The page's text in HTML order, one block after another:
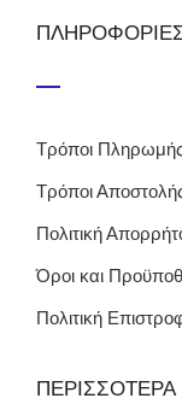
Τρόποι
Τρόποι
Πολιτική
Όροι και
Πολιτική
ΠΕΡΙΣΣΟΤΕΡΑ